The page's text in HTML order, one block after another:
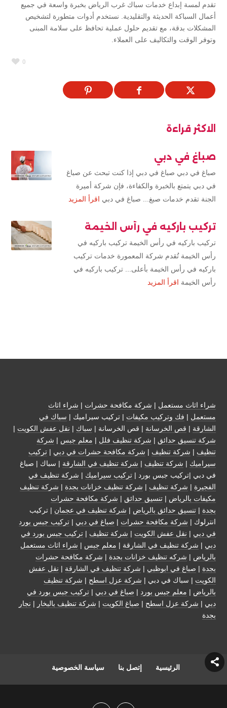
تقدم لمسة إبداع خدمات سباك غرب الرياض بخبرة واسعة في جميع
أعمال السباكة الحديثة والتقليدية. نستخدم أدوات متطورة لتشخيص
المشكلات بدقة، مع تقديم حلول عملية تحافظ على سلامة المبنى
وتوفر الوقت والتكاليف على العملاء.
0
الاكثر قراءة
صباغ في دبي
صباغ في دبي صباغ في دبي إذا كنت تبحث عن صباغ
في دبي يتمتع بالخبرة والكفاءة، فإن شركة أميرة
الجنة تقدم خدمات صبغ... صباغ في دبي اقرأ المزيد
تركيب باركيه في رأس الخيمة
تركيب باركيه في رأس الخيمة تركيب باركيه في
رأس الخيمة تُقدم شركة المعمورة خدمات تركيب
باركيه في رأس الخيمة بأعلى... تركيب باركيه في
رأس الخيمة اقرأ المزيد
شراء اثاث مستعمل | شركة مكافحة حشرات | شراء اثاث
مستعمل | فك وتركيب مكيفات | تركيب سيراميك | سباك في
الشارقة | قص الخرسانة | قص الخرسانة | سباك | نقل عفش الكويت |
شركة تنسيق حدائق | شركة تنظيف فلل | معلم جبس | شركة
تنظيف | شركة تنظيف | شركة مكافحة حشرات في دبي | تركيب
سيراميك | شركة تنظيف | شركة تنظيف في الشارقة | سباك | صباغ
في دبي |تركيب جبس بورد | تركيب سيراميك | شركة تنظيف في
الفجيرة | شركة تنظيف | شركة تنظيف خزانات بجدة | شركة تنظيف
مكيفات بالرياض | تنسيق حدائق | شركة مكافحة حشرات
بجدة | تنسيق حدائق بالرياض | شركة تنظيف في عجمان | تركيب
انترلوك | شركة مكافحة حشرات | صباغ في دبي | تركيب جبس بورد
في دبي | نقل عفش الكويت | شركة تنظيف | تركيب جبس بورد في
دبي | شركة تنظيف في الشارقة | معلم جبس | شراء اثاث مستعمل
بالرياض | شركه تنظيف خزانات بجدة | شركة مكافحة حشرات
بجدة | صباغ في ابوظبي | شركة تنظيف في الشارقة | نقل عفش
الكويت | سباك في دبي | شركة عزل اسطح | شركة تنظيف
بالرياض | معلم جبس بورد | صباغ في دبي | تركيب جبس بورد في
دبي | شركة عزل اسطح | صباغ الكويت | شركة تنظيف بالبخار | نجار
بجدة
الرئيسية إتصل بنا سياسة الخصوصية